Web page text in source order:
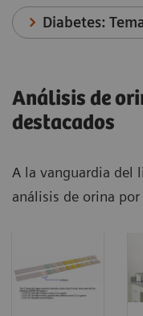
Diabetes:
Análisis de
destacados
A la vanguardia del
análisis de orina